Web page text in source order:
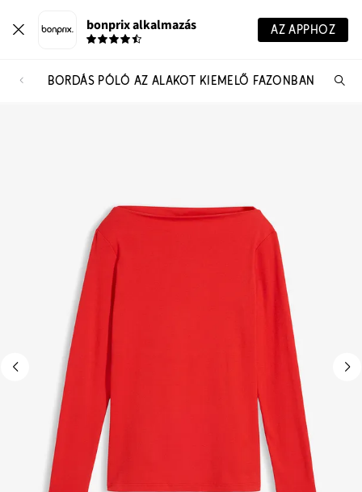
bonprix alkalmazás AZ APPHOZ
BORDÁS PÓLÓ AZ ALAKOT KIEMELŐ FAZONBAN